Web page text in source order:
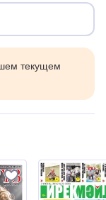
текущем